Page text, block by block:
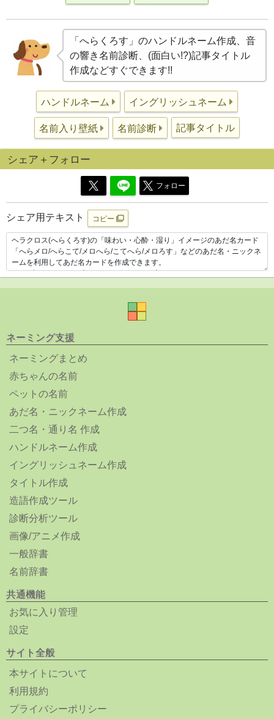
「へらくろす」のハンドルネーム作成、音
の響き名前診断、(面白い!?)記事タイトル
作成などすぐできます!!
ハンドルネーム イングリッシュネーム
名前入り壁紙 名前診断 記事タイトル
シェア＋フォロー
フォロー
シェア用テキスト コピー
ネーミング支援
ネーミングまとめ
赤ちゃんの名前
ペットの名前
あだ名・ニックネーム作成
二つ名・通り名 作成
ハンドルネーム作成
イングリッシュネーム作成
タイトル作成
造語作成ツール
診断分析ツール
画像/アニメ作成
一般辞書
名前辞書
共通機能
お気に入り管理
設定
サイト全般
本サイトについて
利用規約
プライバシーポリシー